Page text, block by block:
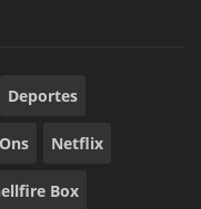
Deportes
Netflix
Box